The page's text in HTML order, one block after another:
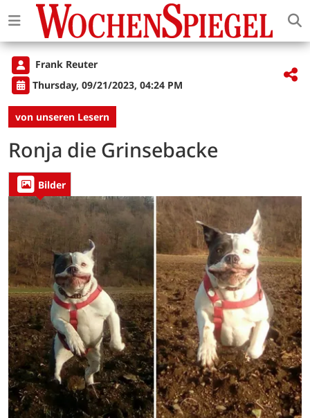
Frank Reuter
Thursday, 09/21/2023, 04:24 PM
von unseren Lesern
Ronja die Grinsebacke
Bilder